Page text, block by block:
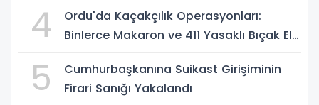
4
Ordu'da Kaçakçılık Operasyonları:
Binlerce Makaron ve 411 Yasaklı Bıçak Ele
5
Cumhurbaşkanına Suikast Girişiminin
Firari Sanığı Yakalandı